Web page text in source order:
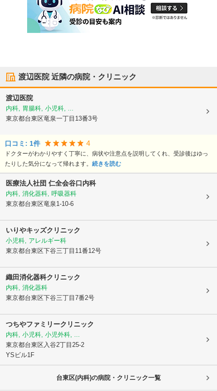
渡辺医院近隣の病院・クリニック
渡辺医院
内科, 胃腸科, 小児科, ...
東京都台東区竜泉一丁目13番3号
口コミ: 1件 4
ドクターがわかりやすく丁寧に、病状や注意点を説明してくれ、受診後はゆっ
たりした気分になって帰れます。 続きを読む
医療法人社団 仁全会谷口内科
内科, 消化器科, 呼吸器科
東京都台東区竜泉1-10-6
いりやキッズクリニック
小児科, アレルギー科
東京都台東区下谷三丁目11番12号
織田消化器科クリニック
内科, 消化器科
東京都台東区下谷三丁目7番2号
つちやファミリークリニック
内科, 小児科, 小児外科, ...
東京都台東区 入谷2丁目25-2
YSビル1F
台東区(内科)の病院・クリニック一覧